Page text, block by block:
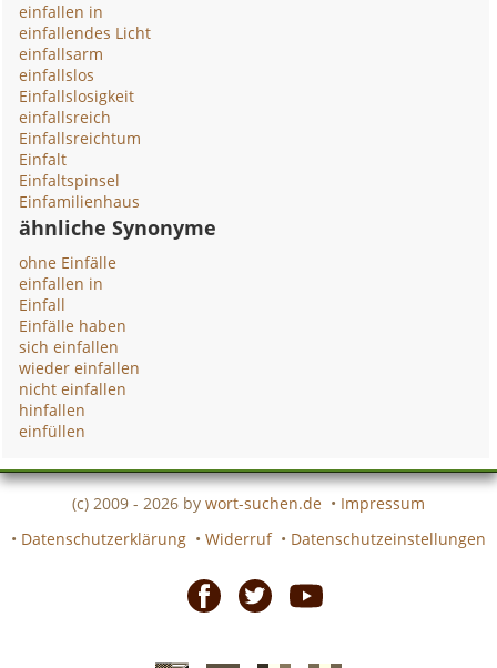
einfallen in
einfallendes Licht
einfallsarm
einfallslos
Einfallslosigkeit
einfallsreich
Einfallsreichtum
Einfalt
Einfaltspinsel
Einfamilienhaus
ähnliche Synonyme
ohne Einfälle
einfallen in
Einfall
Einfälle haben
sich einfallen
wieder einfallen
nicht einfallen
hinfallen
einfüllen
(c) 2009 - 2026 by wort-suchen.de • Impressum
• Datenschutzerklärung • Widerruf • Datenschutzeinstellungen